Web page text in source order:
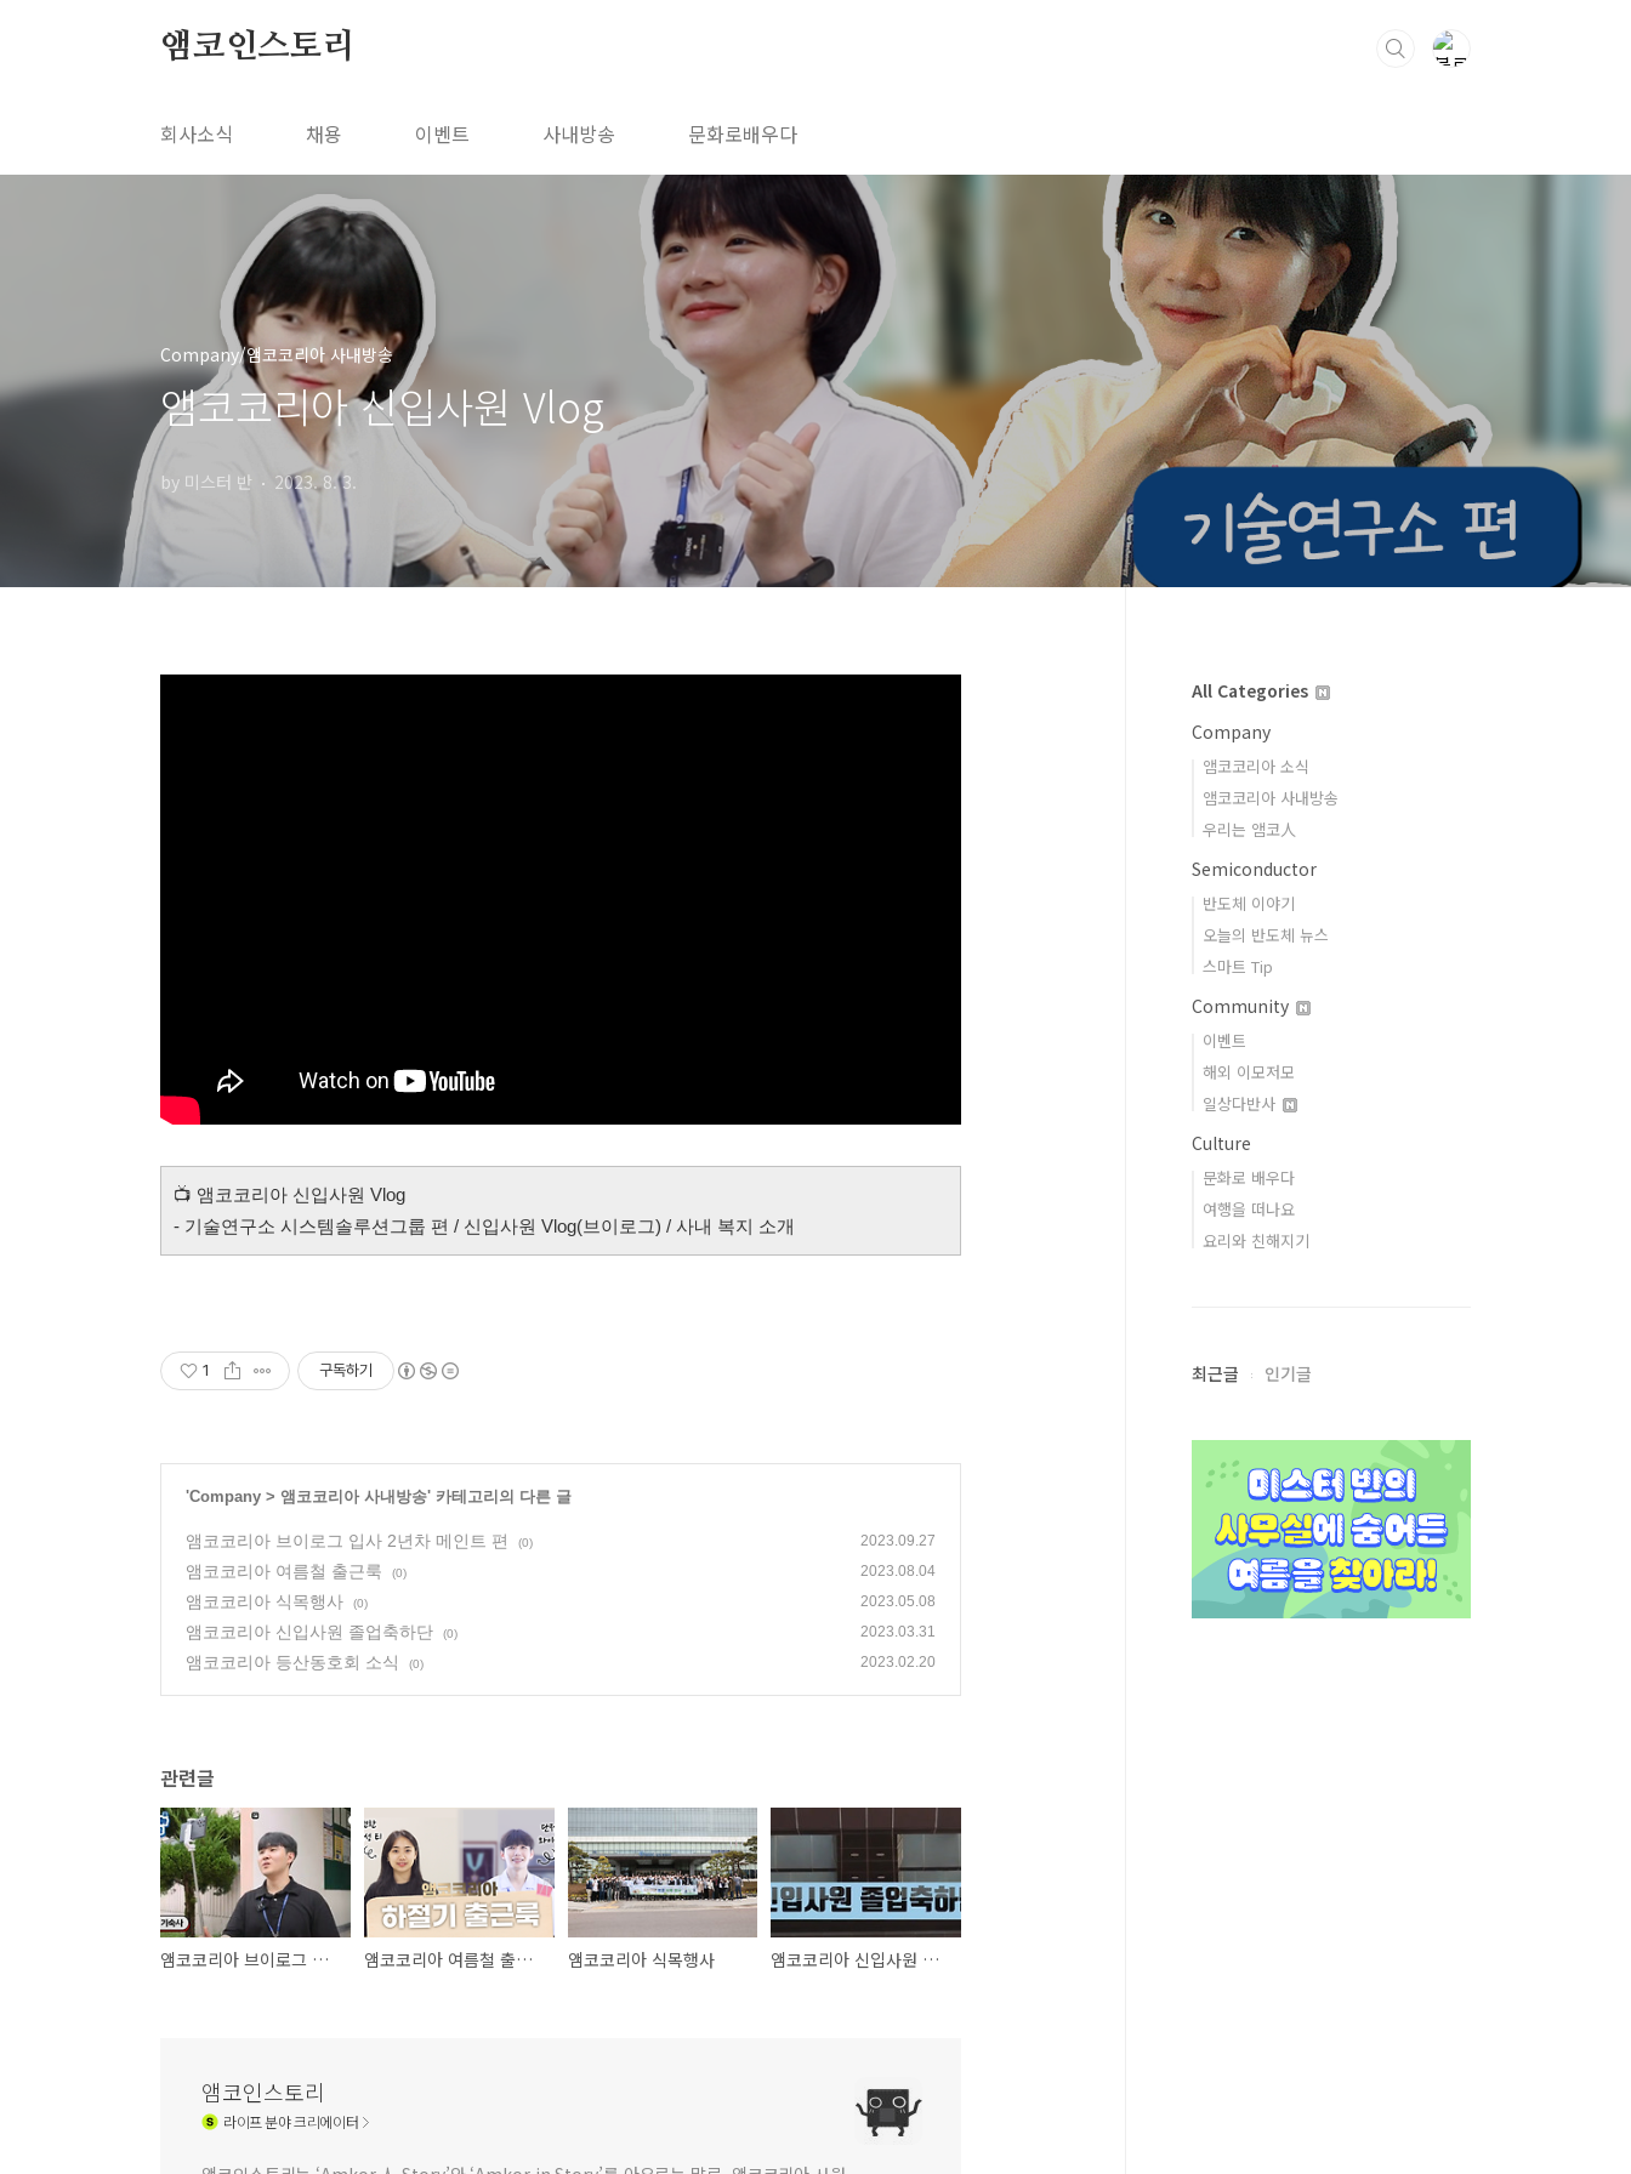
앰코인스토리
회사소식 채용 이벤트 사내방송 문화로배우다
Company/앰코코리아 사내방송
앰코코리아 신입사원 Vlog
by 미스터 반 2023. 8. 3.
📺 앰코코리아 신입사원 Vlog
- 기술연구소 시스템솔루션그룹 편 / 신입사원 Vlog(브이로그) / 사내 복지 소개
1 구독하기
'Company > 앰코코리아 사내방송' 카테고리의 다른 글
앰코코리아 브이로그 입사 2년차 메인트 편 (0) 2023.09.27
앰코코리아 여름철 출근룩 (0) 2023.08.04
앰코코리아 식목행사 (0) 2023.05.08
앰코코리아 신입사원 졸업축하단 (0) 2023.03.31
앰코코리아 등산동호회 소식 (0) 2023.02.20
관련글
앰코코리아 브이로그 입사 2년차 메인트 편 앰코코리아 여름철 출근룩 앰코코리아 식목행사 앰코코리아 신입사원 졸업축하단
앰코인스토리
라이프분야 크리에이터
All Categories
Company
앰코코리아 소식
앰코코리아 사내방송
우리는 앰코人
Semiconductor
반도체 이야기
오늘의 반도체 뉴스
스마트 Tip
Community
이벤트
해외 이모저모
일상다반사
Culture
문화로 배우다
여행을 떠나요
요리와 친해지기
최근글 인기글